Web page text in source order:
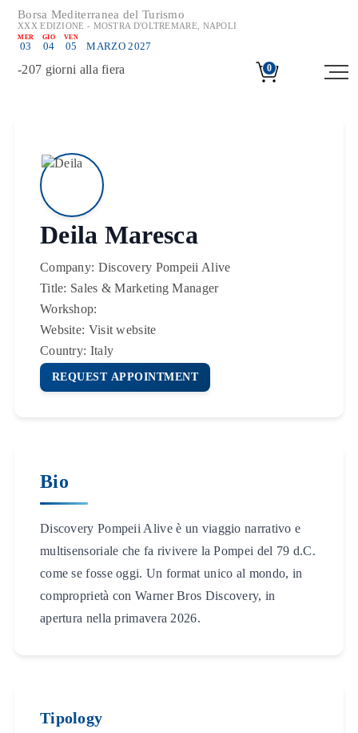
Borsa Mediterranea del Turismo
XXX EDIZIONE - MOSTRA D'OLTREMARE, NAPOLI
MER
03
GIO
04
VEN
05 MARZO 2027
-207 giorni alla fiera 0
Deila Maresca
Company: Discovery Pompeii Alive
Title: Sales & Marketing Manager
Workshop:
Website: Visit website
Country: Italy
REQUEST APPOINTMENT
Bio
Discovery Pompeii Alive è un viaggio narrativo e
multisensoriale che fa rivivere la Pompei del 79 d.C.
come se fosse oggi. Un format unico al mondo, in
comproprietà con Warner Bros Discovery, in
apertura nella primavera 2026.
Tipology